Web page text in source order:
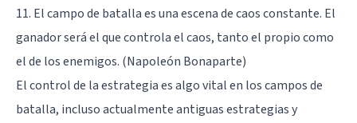
11. El campo de batalla es una escena de caos constante. El
ganador será el que controla el caos, tanto el propio como
el de los enemigos. (Napoleón Bonaparte)
El control de la estrategia es algo vital en los campos de
batalla, incluso actualmente antiguas estrategias y